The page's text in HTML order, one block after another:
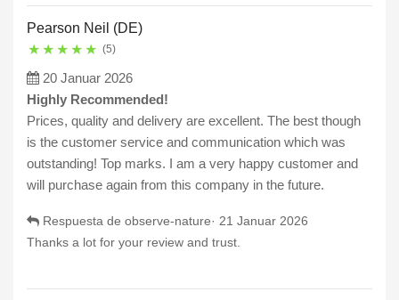
Pearson Neil (DE)
★ ★ ★ ★ ★ (5)
20 Januar 2026
Highly Recommended!
Prices, quality and delivery are excellent. The best though
is the customer service and communication which was
outstanding! Top marks. I am a very happy customer and
will purchase again from this company in the future.
Respuesta de observe-nature· 21 Januar 2026
Thanks a lot for your review and trust.